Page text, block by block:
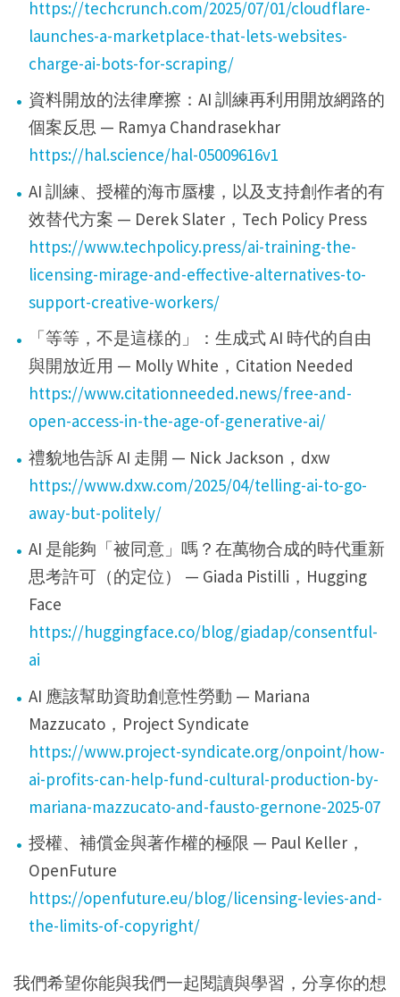
https://techcrunch.com/2025/07/01/cloudflare-
launches-a-marketplace-that-lets-websites-
charge-ai-bots-for-scraping/
資料開放的法律摩擦：AI 訓練再利用開放網路的
個案反思 — Ramya Chandrasekhar
https://hal.science/hal-05009616v1
AI 訓練、授權的海市蜃樓，以及支持創作者的有
效替代方案 — Derek Slater，Tech Policy Press
https://www.techpolicy.press/ai-training-the-
licensing-mirage-and-effective-alternatives-to-
support-creative-workers/
「等等，不是這樣的」：生成式 AI 時代的自由
與開放近用 — Molly White，Citation Needed
https://www.citationneeded.news/free-and-
open-access-in-the-age-of-generative-ai/
禮貌地告訴 AI 走開 — Nick Jackson，dxw
https://www.dxw.com/2025/04/telling-ai-to-go-
away-but-politely/
AI 是能夠「被同意」嗎？在萬物合成的時代重新
思考許可（的定位） — Giada Pistilli，Hugging
Face
https://huggingface.co/blog/giadap/consentful-
ai
AI 應該幫助資助創意性勞動 — Mariana
Mazzucato，Project Syndicate
https://www.project-syndicate.org/onpoint/how-
ai-profits-can-help-fund-cultural-production-by-
mariana-mazzucato-and-fausto-gernone-2025-07
授權、補償金與著作權的極限 — Paul Keller，
OpenFuture
https://openfuture.eu/blog/licensing-levies-and-
the-limits-of-copyright/
我們希望你能與我們一起閱讀與學習，分享你的想